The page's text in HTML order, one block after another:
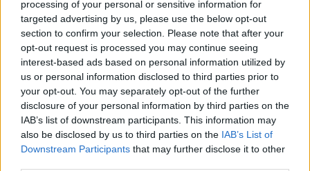
processing of your personal or sensitive information for
targeted advertising by us, please use the below opt-out
section to confirm your selection. Please note that after your
opt-out request is processed you may continue seeing
interest-based ads based on personal information utilized by
us or personal information disclosed to third parties prior to
your opt-out. You may separately opt-out of the further
disclosure of your personal information by third parties on the
IAB’s list of downstream participants. This information may
also be disclosed by us to third parties on the IAB’s List of
Downstream Participants that may further disclose it to other
Az egyesület évek óta rendíthetetlenül dolgozik
azért, hogy a vakok és gyengénlátók számára
önkéntes alapon olvassanak fel könyveket.Az
egyesület Bodor Tibor színművész munkássága
előtt tiszteleg, és az általa indított hagyományokat
ápolja– a művészúr élete során több mint
kilencezer órányi hanganyagot olvasott fel a vakok